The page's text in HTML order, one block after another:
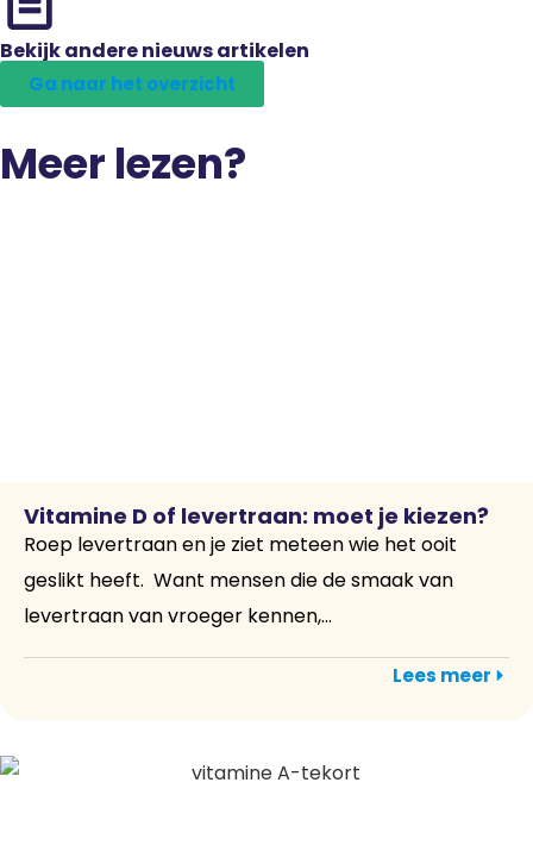
Bekijk andere nieuws artikelen
Ga naar het overzicht
Meer lezen?
Vitamine D of levertraan: moet je kiezen?
Roep levertraan en je ziet meteen wie het ooit
geslikt heeft. Want mensen die de smaak van
levertraan van vroeger kennen,...
Lees meer